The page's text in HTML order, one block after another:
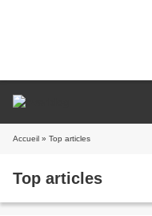
Accueil » Top articles
Top articles